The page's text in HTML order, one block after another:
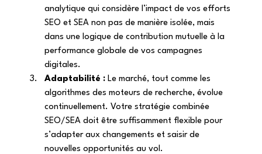
analytique qui considère l’impact de vos efforts
SEO et SEA non pas de manière isolée, mais
dans une logique de contribution mutuelle à la
performance globale de vos campagnes
digitales.
Adaptabilité : Le marché, tout comme les
algorithmes des moteurs de recherche, évolue
continuellement. Votre stratégie combinée
SEO/SEA doit être suffisamment flexible pour
s’adapter aux changements et saisir de
nouvelles opportunités au vol.